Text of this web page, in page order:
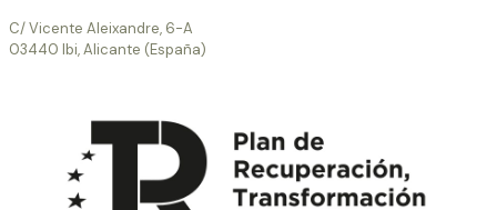
C/ Vicente Aleixandre, 6-A
03440 Ibi, Alicante (España)